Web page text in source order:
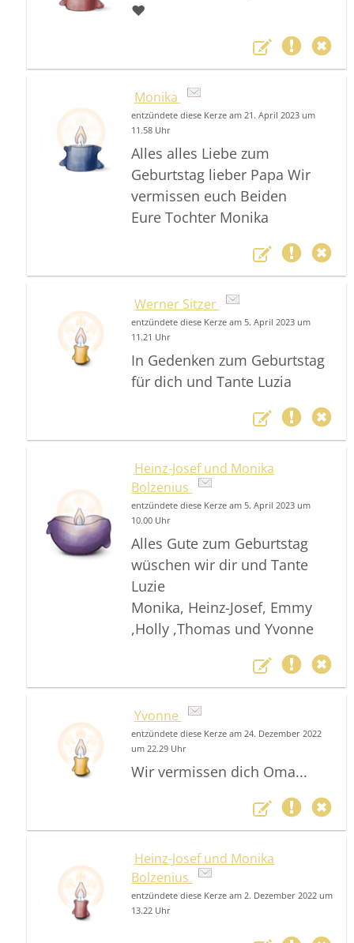
❤️
Monika
entzündete diese Kerze am 21. April 2023 um
11.58 Uhr
Alles alles Liebe zum
Geburtstag lieber Papa Wir
vermissen euch Beiden
Eure Tochter Monika
Werner Sitzer
entzündete diese Kerze am 5. April 2023 um
11.21 Uhr
In Gedenken zum Geburtstag
für dich und Tante Luzia
Heinz-Josef und Monika
Bolzenius
entzündete diese Kerze am 5. April 2023 um
10.00 Uhr
Alles Gute zum Geburtstag
wüschen wir dir und Tante
Luzie
Monika, Heinz-Josef, Emmy
,Holly ,Thomas und Yvonne
Yvonne
entzündete diese Kerze am 24. Dezember 2022
um 22.29 Uhr
Wir vermissen dich Oma...
Heinz-Josef und Monika
Bolzenius
entzündete diese Kerze am 2. Dezember 2022 um
13.22 Uhr